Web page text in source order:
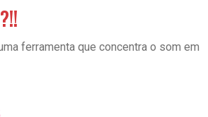
ferramenta que concentra o som em